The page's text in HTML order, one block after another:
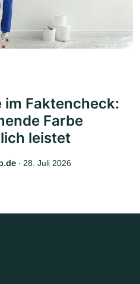
Faktencheck:
Farbe
leistet
‧ 28. Juli 2026